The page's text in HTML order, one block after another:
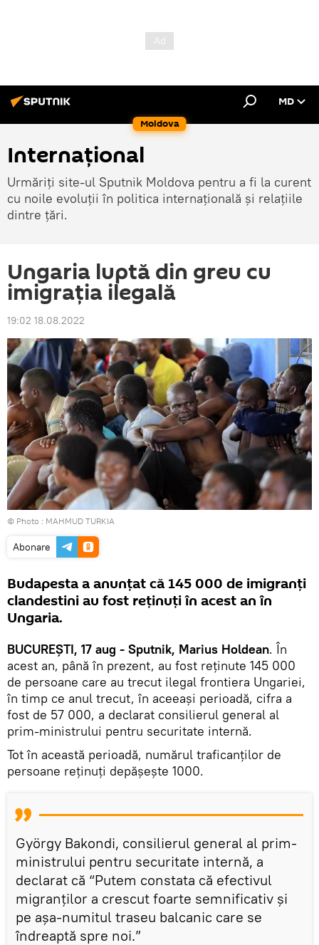
Moldova
MD
Internațional
Urmăriți site-ul Sputnik Moldova pentru a fi la curent
cu noile evoluții în politica internațională și relațiile
dintre țări.
Ungaria luptă din greu cu
imigrația ilegală
19:02 18.08.2022
© Photo : MAHMUD TURKIA
Abonare
Budapesta a anunțat că 145 000 de imigranţi
clandestini au fost reţinuţi în acest an în
Ungaria.
BUCUREȘTI, 17 aug - Sputnik, Marius Holdean. În
acest an, până în prezent, au fost reţinute 145 000
de persoane care au trecut ilegal frontiera Ungariei,
în timp ce anul trecut, în aceeaşi perioadă, cifra a
fost de 57 000, a declarat consilierul general al
prim-ministrului pentru securitate internă.
Tot în această perioadă, numărul traficanţilor de
persoane reţinuţi depăşeşte 1000.
György Bakondi, consilierul general al prim-
ministrului pentru securitate internă, a
declarat că “Putem constata că efectivul
migranţilor a crescut foarte semnificativ şi
pe aşa-numitul traseu balcanic care se
îndreaptă spre noi.”